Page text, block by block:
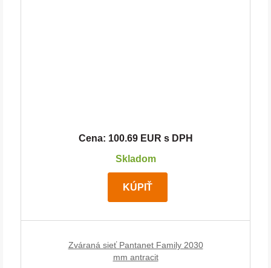
Cena: 100.69 EUR s DPH
Skladom
KÚPIŤ
Zváraná sieť Pantanet Family 2030
mm antracit